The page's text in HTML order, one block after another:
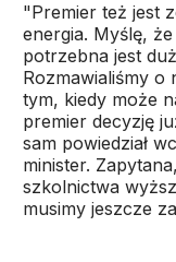
"Premier też jest
energia. Myślę,
potrzebna jest
Rozmawialiśmy o
tym, kiedy może
premier decyzję
sam powiedział
minister.
szkolnictwa
musimy jeszcze